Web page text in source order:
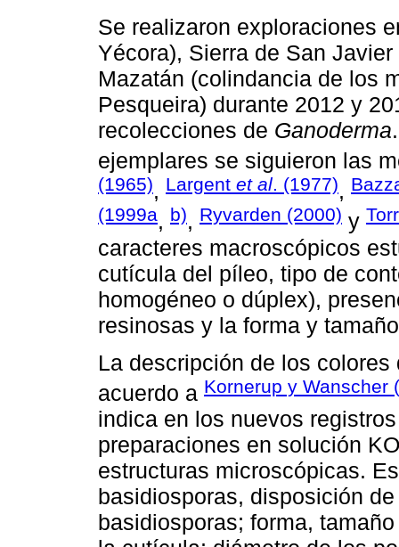
Se realizaron exploraciones
Yécora), Sierra de San
Mazatán (colindancia de los
Pesqueira) durante 2012 y
recolecciones de Ganoderma
ejemplares se siguieron las
(1965), Largent et al. (1977),
(1999a, b), Ryvarden (2000) y
caracteres macroscópicos
cutícula del píleo, tipo de
homogéneo o dúplex),
resinosas y la forma y
La descripción de los
acuerdo a Kornerup y Wanscher
indica en los nuevos
preparaciones en solución
estructuras microscópicas.
basidiosporas, disposición
basidiosporas; forma,